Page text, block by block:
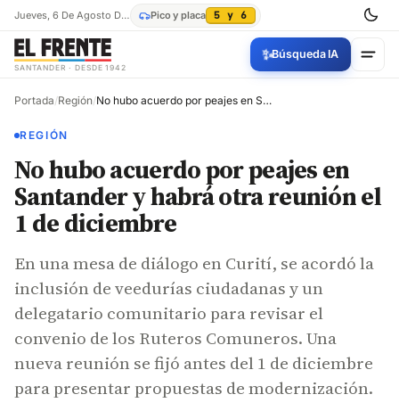
Jueves, 6 De Agosto De 2026 Pico y placa 5 y 6
SANTANDER · DESDE 1942
✨Búsqueda IA
Portada/Región/ No hubo acuerdo por peajes en Santander y habrá otra reunión el 1 de diciembre
REGIÓN
No hubo acuerdo por peajes en
Santander y habrá otra reunión el
1 de diciembre
En una mesa de diálogo en Curití, se acordó la
inclusión de veedurías ciudadanas y un
delegatario comunitario para revisar el
convenio de los Ruteros Comuneros. Una
nueva reunión se fijó antes del 1 de diciembre
para presentar propuestas de modernización.